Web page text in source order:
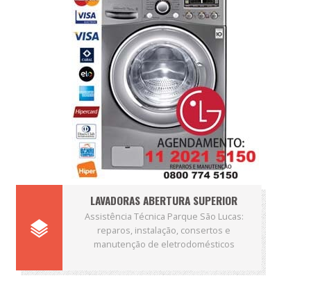
LAVADORAS ABERTURA SUPERIOR
Assistência Técnica Parque São Lucas:
reparos, instalação, consertos e
manutenção de eletrodomésticos